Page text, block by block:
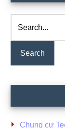
Sidebar
Chung cư